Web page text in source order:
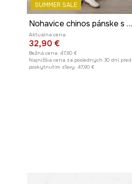
SUMMER SALE
Nohavice chinos pánske s prímesou ľanu
Aktuálna cena:
32,90 €
Bežná cena: 47,90 €
Najnižšia cena za posledných 30 dní pred
poskytnutím zľavy: 47,90 €